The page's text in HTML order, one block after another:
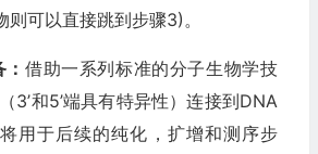
则可以直接跳到步骤3)。
借助一系列标准的分子生物学技
3’和5’端具有特异性）连接到DNA
用于后续的纯化，扩增和测序步